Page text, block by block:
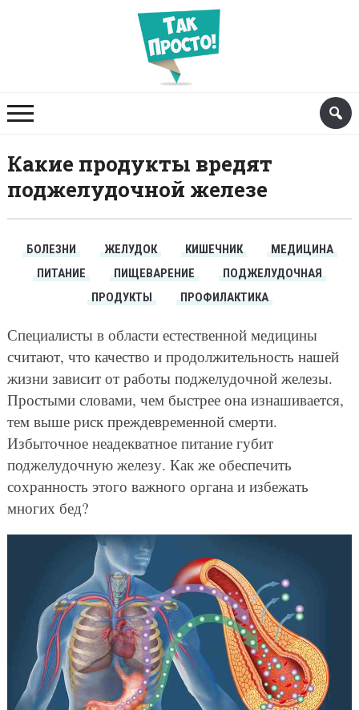
Какие продукты вредят
поджелудочной железе
БОЛЕЗНИ ЖЕЛУДОК КИШЕЧНИК
МЕДИЦИНА
ПИТАНИЕ
ПИЩЕВАРЕНИЕ
ПОДЖЕЛУДОЧНАЯ
ПРОДУКТЫ
ПРОФИЛАКТИКА
Специалисты в области естественной медицины
считают, что качество и продолжительность нашей
жизни зависит от работы поджелудочной железы.
Простыми словами, чем быстрее она изнашивается,
тем выше риск преждевременной смерти.
Избыточное неадекватное питание губит
поджелудочную железу. Как же обеспечить
сохранность этого важного органа и избежать
многих бед?